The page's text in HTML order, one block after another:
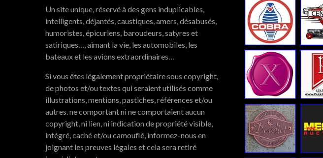
Un site unique, réservé à des gens induplicables,
intelligents, déjantés, caustiques, amers, désabusés,
humoristes, épicuriens, baroudeurs, satyres et
satiriques…, aimant la vie, les automobiles, les
bateaux et les avions extraordinaires…
Si vous êtes légalement propriétaire sous copyright,
de photos et/ou textes qui seraient utilisés comme
illustrations, mentions, pastiches, références et/ou
autres. ne comportant ni ne comportaient aucun
copyright, ni lien, ni indication de propriété visible,
intégré, caché et/ou camouflé, informez-nous en
joignant les preuves légales et cela sera retiré